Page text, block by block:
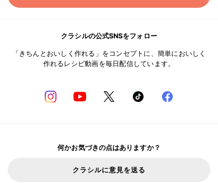
クラシルの公式SNSをフォロー
「きちんとおいしく作れる」をコンセプトに、簡単においしく
作れるレシピ動画を毎日配信しています。
何かお気づきの点はありますか？
クラシルに意見を送る